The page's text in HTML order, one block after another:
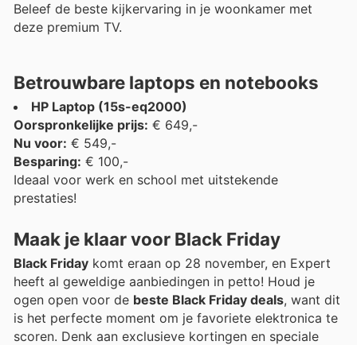
Beleef de beste kijkervaring in je woonkamer met
deze premium TV.
Betrouwbare laptops en notebooks
HP Laptop (15s-eq2000)
Oorspronkelijke prijs: € 649,-
Nu voor: € 549,-
Besparing: € 100,-
Ideaal voor werk en school met uitstekende
prestaties!
Maak je klaar voor Black Friday
Black Friday komt eraan op 28 november, en Expert
heeft al geweldige aanbiedingen in petto! Houd je
ogen open voor de beste Black Friday deals, want dit
is het perfecte moment om je favoriete elektronica te
scoren. Denk aan exclusieve kortingen en speciale